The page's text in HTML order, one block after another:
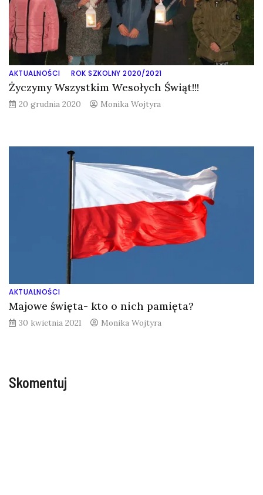
AKTUALNOŚCI ROK SZKOLNY 2020/2021
Życzymy Wszystkim Wesołych Świąt!!!
20 grudnia 2020 Monika Wojtyra
AKTUALNOŚCI
Majowe święta- kto o nich pamięta?
30 kwietnia 2021 Monika Wojtyra
Skomentuj